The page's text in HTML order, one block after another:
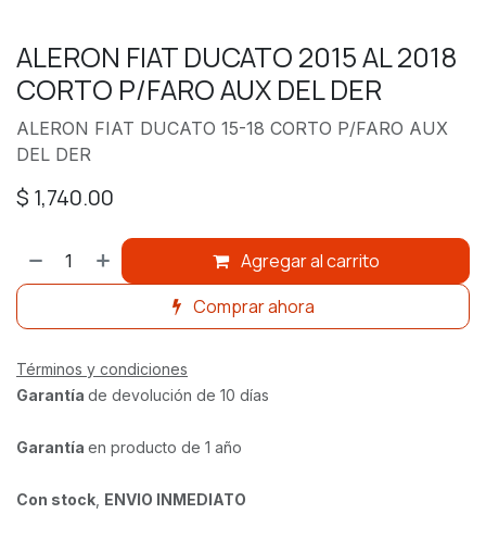
ALERON FIAT DUCATO 2015 AL 2018
CORTO P/FARO AUX DEL DER
ALERON FIAT DUCATO 15-18 CORTO P/FARO AUX
DEL DER
$ 1,740.00
Agregar al carrito
Comprar ahora
Términos y condiciones
Garantía de devolución de 10 días
Garantía en producto de 1 año
Con stock ENVIO INMEDIATO